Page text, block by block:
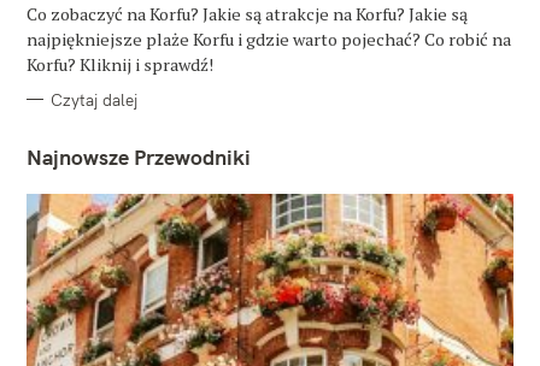
O
R
I
Co zobaczyć na Korfu? Jakie są atrakcje na Korfu? Jakie są
najpiękniejsze plaże Korfu i gdzie warto pojechać? Co robić na
Korfu? Kliknij i sprawdź!
Czytaj dalej
Najnowsze Przewodniki